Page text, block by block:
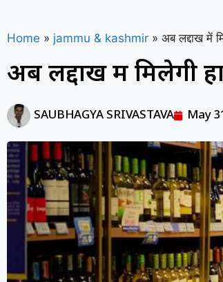
Home » jammu & kashmir » अब लद्दाख में
अब लद्दाख में मिलेगी
SAUBHAGYA SRIVASTAVA May